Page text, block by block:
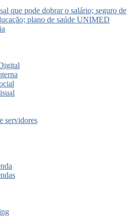
que pode dobrar o salário; seguro de
plano de saúde UNIMED
servidores